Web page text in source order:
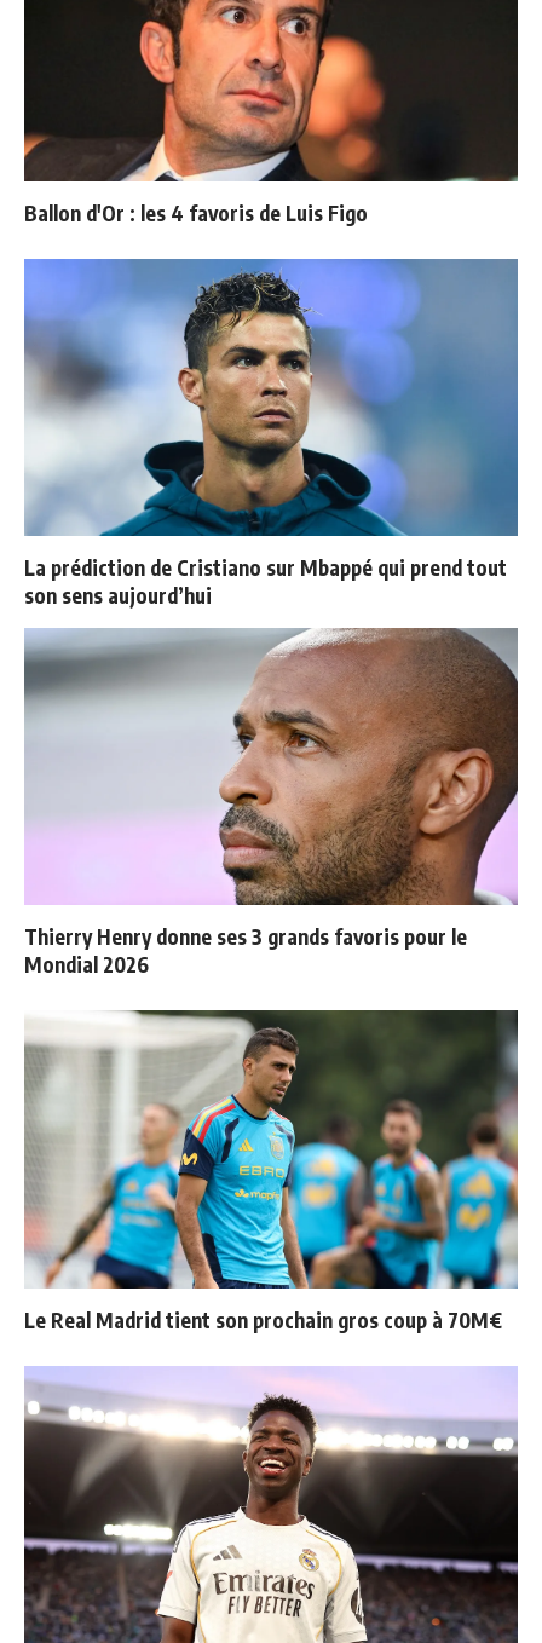
Ballon d'Or : les 4 favoris de Luis Figo
La prédiction de Cristiano sur Mbappé qui prend tout
son sens aujourd’hui
Thierry Henry donne ses 3 grands favoris pour le
Mondial 2026
Le Real Madrid tient son prochain gros coup à 70M€